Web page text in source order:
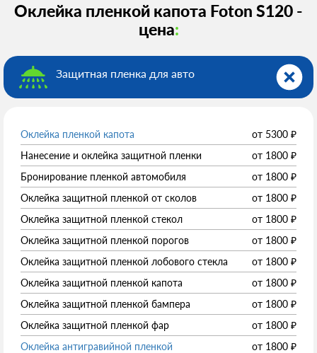
Оклейка пленкой капота Foton S120 -
цена:
Защитная пленка для авто
Оклейка пленкой капота от 5300 ₽
Нанесение и оклейка защитной пленки
от 1800 ₽
Бронирование пленкой автомобиля
от 1800 ₽
Оклейка защитной пленкой от сколов
от 1800 ₽
Оклейка защитной пленкой стекол
от 1800 ₽
Оклейка защитной пленкой порогов
от 1800 ₽
Оклейка защитной пленкой лобового стекла
от 1800 ₽
Оклейка защитной пленкой капота
от 1800 ₽
Оклейка защитной пленкой бампера
от 1800 ₽
Оклейка защитной пленкой фар
от 1800 ₽
Оклейка антигравийной пленкой
от 1800 ₽